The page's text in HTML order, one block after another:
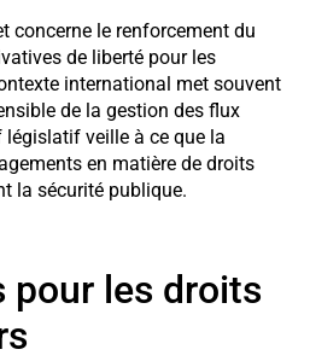
concerne le renforcement du
de liberté pour les
international met souvent
de la gestion des flux
veille à ce que la
en matière de droits
la sécurité publique.
pour les droits